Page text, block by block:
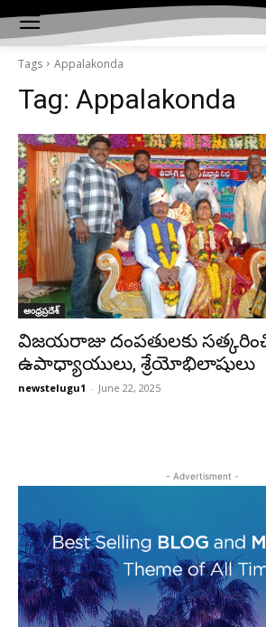
Tags Appalakonda
Tag: Appalakonda
ఆంధ్రప్రదేశ్‌
విజయరాజు దంపతులకు
ఉపాధ్యాయులు, శ్రేయోభిలాషులు
newstelugu1 - June 22, 2025
- Advertisment -